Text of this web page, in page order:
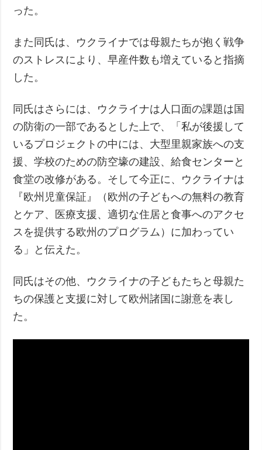
った。
また同氏は、ウクライナでは母親たちが抱く戦争
のストレスにより、早産件数も増えていると指摘
した。
同氏はさらには、ウクライナは人口面の課題は国
の防衛の一部であるとした上で、「私が後援して
いるプロジェクトの中には、大型里親家族への支
援、学校のための防空壕の建設、給食センターと
食堂の改修がある。そして今正に、ウクライナは
『欧州児童保証』（欧州の子どもへの無料の教育
とケア、医療支援、適切な住居と食事へのアクセ
スを提供する欧州のプログラム）に加わってい
る」と伝えた。
同氏はその他、ウクライナの子どもたちと母親た
ちの保護と支援に対して欧州諸国に謝意を表し
た。